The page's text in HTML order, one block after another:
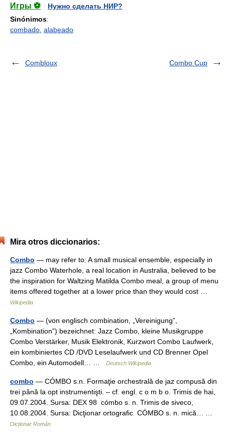
Игры ⚽
Нужно сделать НИР?
Sinónimos:
combado alabeado
Combloux Combo Cup
Mira otros diccionarios:
Combo — may refer to: A small musical ensemble, especially in
jazz Combo Waterhole, a real location in Australia, believed to be
the inspiration for Waltzing Matilda Combo meal, a group of menu
items offered together at a lower price than they would cost …
Wikipedia
Combo — (von englisch combination, „Vereinigung”,
„Kombination”) bezeichnet: Jazz Combo, kleine Musikgruppe
Combo Verstärker, Musik Elektronik, Kurzwort Combo Laufwerk,
ein kombiniertes CD /DVD Leselaufwerk und CD Brenner Opel
Combo, ein Automodell… …
Deutsch Wikipedia
combo — CÓMBO s.n. Formaţie orchestrală de jaz compusă din
trei până la opt instrumentişti. – cf. engl. c o m b o. Trimis de hai,
09.07.2004. Sursa: DEX 98 cómbo s. n. Trimis de siveco,
10.08.2004. Sursa: Dicţionar ortografic CÓMBO s. n. mică… …
Dicționar Român